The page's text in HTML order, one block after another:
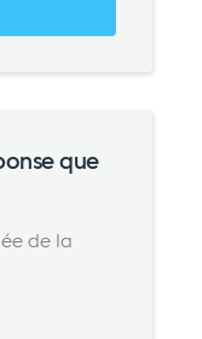
que
de la